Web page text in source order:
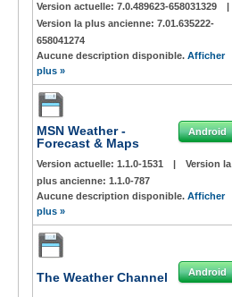
Version actuelle: 7.0.489623-658031329
|
Version la plus ancienne: 7.01.635222-
658041274
Aucune description disponible. Afficher
plus »
MSN Weather -
Forecast & Maps
Android
Version actuelle: 1.1.0-1531 |
Version la
plus ancienne: 1.1.0-787
Aucune description disponible. Afficher
plus »
The Weather Channel Android